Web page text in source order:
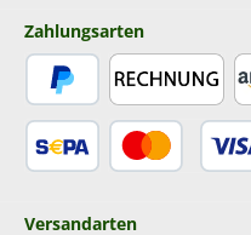
Zahlungsarten
Versandarten